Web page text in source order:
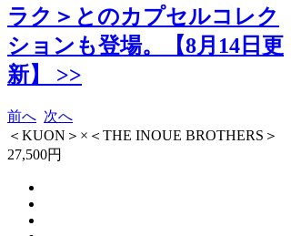
ラク＞とのカプセルコレク
ションも登場。【8月14日更
新】 >>
前へ 次へ
＜KUON＞×＜THE INOUE BROTHERS＞
27,500円